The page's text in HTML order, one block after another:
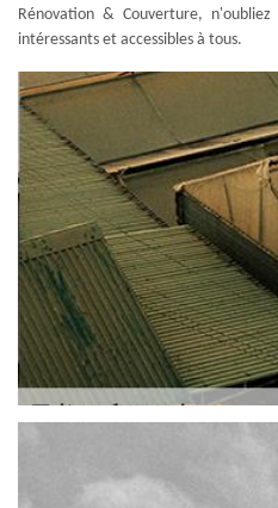
Rénovation & Couverture,
intéressants et accessibles à tous.